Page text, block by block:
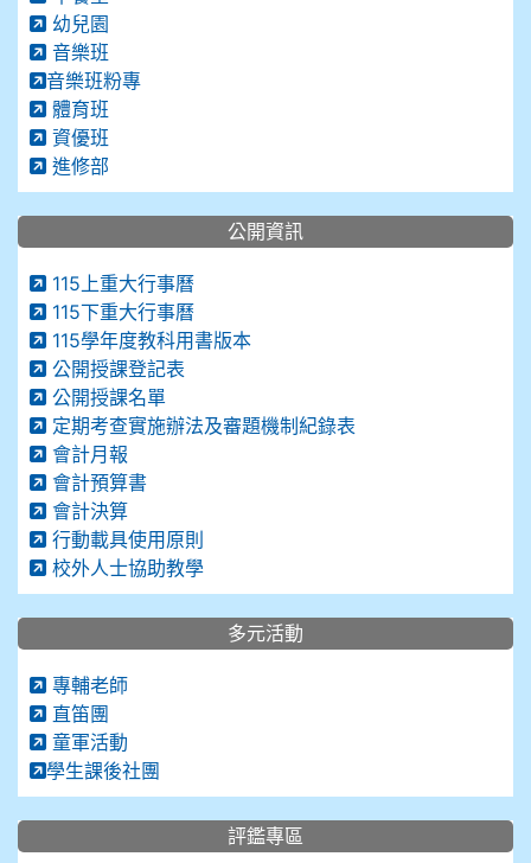
幼兒園
音樂班
音樂班粉專
體育班
資優班
進修部
公開資訊
115上重大行事曆
115下重大行事曆
115學年度教科用書版本
公開授課登記表
公開授課名單
定期考查實施辦法及審題機制紀錄表
會計月報
會計預算書
會計決算
行動載具使用原則
校外人士協助教學
多元活動
專輔老師
直笛團
童軍活動
學生課後社團
評鑑專區